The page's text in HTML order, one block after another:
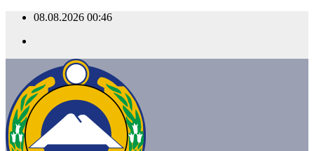
Перейти
содержимому
08.08.2026 00:46